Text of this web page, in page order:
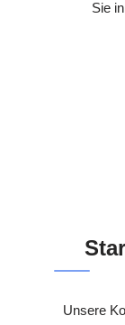
Sie
Unsere